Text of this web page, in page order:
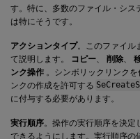
す。特に、多数のファイル・シス
は特にそうです。
アクションタイプ。このファイル
て説明します。
コピー 削除
ンク操作 。シンボリックリンク
ンクの作成を許可する
に付与する必要があります。
実行順序。操作の実行順序を決
できるようにします。実行順序